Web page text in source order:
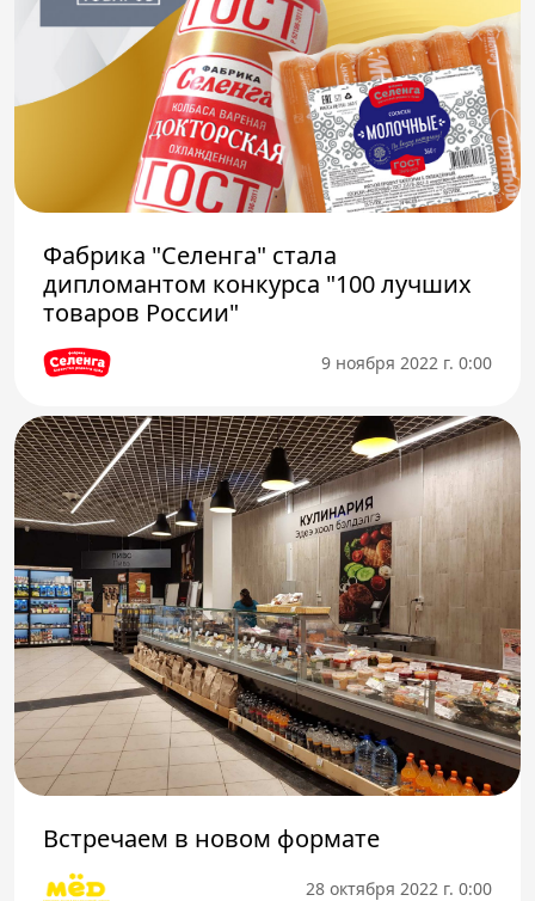
Фабрика "Селенга" стала
дипломантом конкурса "100 лучших
товаров России"
9 ноября 2022 г. 0:00
Встречаем в новом формате
28 октября 2022 г. 0:00